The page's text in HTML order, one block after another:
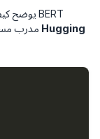
Hugging